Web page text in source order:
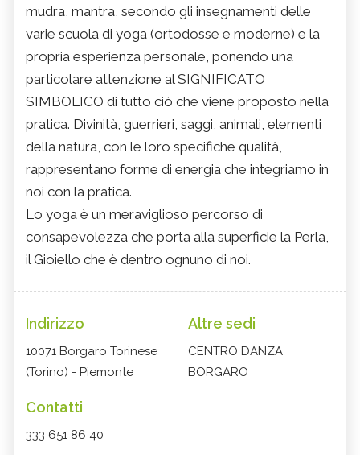
mudra, mantra, secondo gli insegnamenti delle
varie scuola di yoga (ortodosse e moderne) e la
propria esperienza personale, ponendo una
particolare attenzione al SIGNIFICATO
SIMBOLICO di tutto ciò che viene proposto nella
pratica. Divinità, guerrieri, saggi, animali, elementi
della natura, con le loro specifiche qualità,
rappresentano forme di energia che integriamo in
noi con la pratica.
Lo yoga è un meraviglioso percorso di
consapevolezza che porta alla superficie la Perla,
il Gioiello che è dentro ognuno di noi.
Indirizzo
10071 Borgaro Torinese
(Torino) - Piemonte
Altre sedi
CENTRO DANZA
BORGARO
Contatti
333 651 86 40